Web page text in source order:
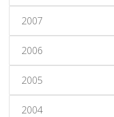
2007
2006
2005
2004